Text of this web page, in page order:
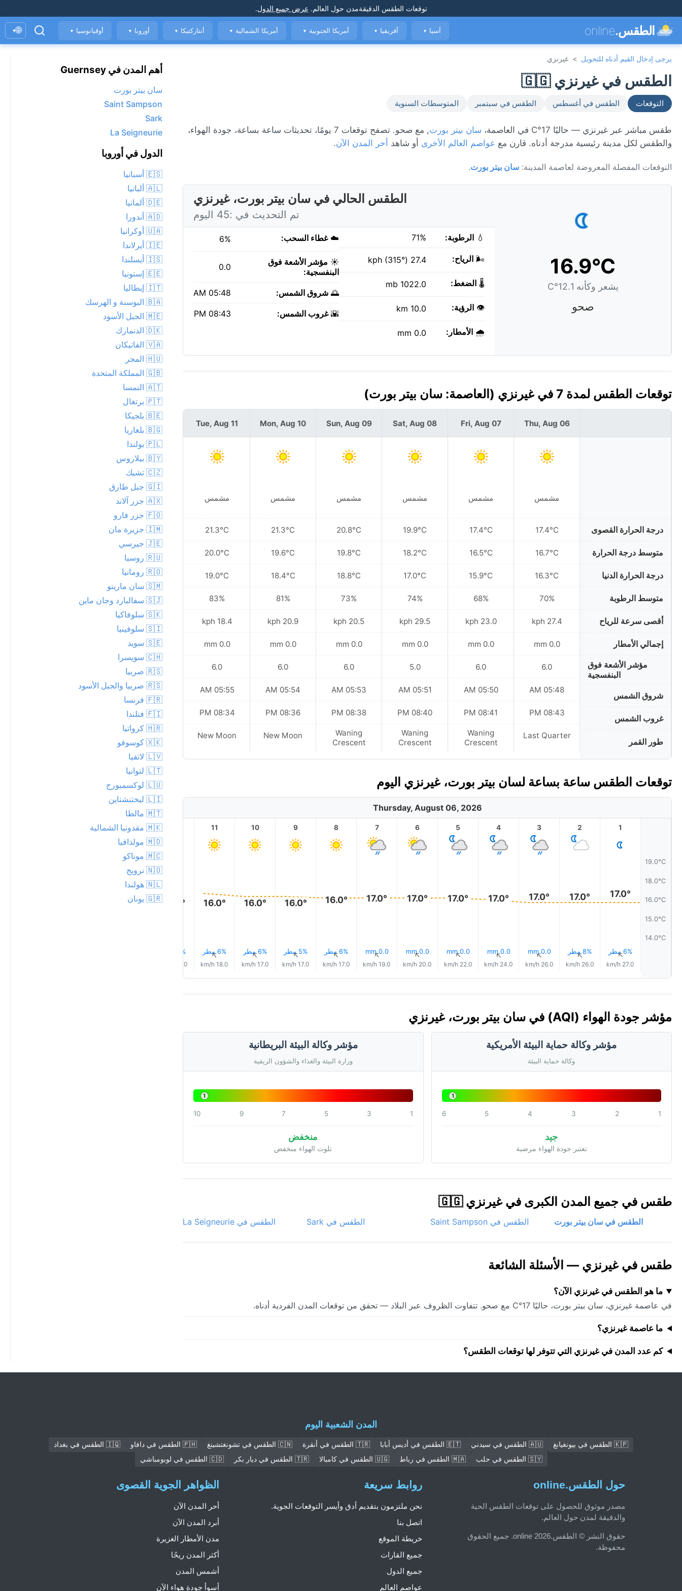
توقعات الطقس الدقيقةمدن حول العالم. عرض جميع الدول.
الطقس.online آسيا ▼ أفريقيا ▼ أمريكا الجنوبية ▼ أمريكا الشمالية ▼ أنتاركتيكا ▼ أوروبا ▼ أوقيانوسيا ▼
🌐
▾
يرجى إدخال القيم أدناه للتحويل > غيرنزي
الطقس في غيرنزي 🇬🇬
التوقعات الطقس في أغسطس الطقس في سبتمبر المتوسطات السنوية
طقس مباشر عبر غيرنزي — حاليًا 17°C في العاصمة، سان بيتر بورت
, مع صحو. تصفح توقعات 7 يومًا، تحديثات ساعة بساعة، جودة الهواء،
والطقس لكل مدينة رئيسية مدرجة أدناه. قارن مع عواصم العالم الأخرى أو شاهد أحر المدن الآن.
التوقعات المفصلة المعروضة لعاصمة المدينة: سان بيتر بورت.
16.9°C
يشعر وكأنه 12.1°C
صحو
الطقس الحالي في سان بيتر بورت، غيرنزي
تم التحديث في :45 اليوم
💧 الرطوبة: 71%
🌬️ الرياح: 27.4 kph (315°)
🌡️ الضغط: 1022.0 mb
👁️ الرؤية: 10.0 km
🌧️ الأمطار: 0.0 mm
☁️غطاء السحب: 6%
☀️ مؤشر الأشعة فوق
البنفسجية:
0.0
🌅 شروق الشمس: 05:48 AM
🌇غروب الشمس: 08:43 PM
توقعات الطقس لمدة 7 في غيرنزي (العاصمة: سان بيتر بورت)
درجة الحرارة القصوى
متوسط درجة الحرارة
درجة الحرارة الدنيا
متوسط الرطوبة
أقصى سرعة للرياح
إجمالي الأمطار
مؤشر الأشعة فوق
البنفسجية
شروق الشمس
غروب الشمس
طور القمر
Thu, Aug 06
مشمس
17.4°C
16.7°C
16.3°C
70%
27.4 kph
0.0 mm
6.0
05:48 AM
08:43 PM
Last Quarter
Fri, Aug 07
مشمس
17.4°C
16.5°C
15.9°C
68%
23.0 kph
0.0 mm
6.0
05:50 AM
08:41 PM
Waning
Crescent
Sat, Aug 08
مشمس
19.9°C
18.2°C
17.0°C
74%
29.5 kph
0.0 mm
5.0
05:51 AM
08:40 PM
Waning
Crescent
Sun, Aug 09
مشمس
20.8°C
19.8°C
18.8°C
73%
20.5 kph
0.0 mm
6.0
05:53 AM
08:38 PM
Waning
Crescent
Mon, Aug 10
مشمس
21.3°C
19.6°C
18.4°C
81%
20.9 kph
0.0 mm
6.0
05:54 AM
08:36 PM
New Moon
Tue, Aug 11
مشمس
21.3°C
20.0°C
19.0°C
83%
18.4 kph
0.0 mm
6.0
05:55 AM
08:34 PM
New Moon
مشمس
21.2°C
20.4°C
19.9°C
81%
20.5 kph
0.0 mm
6.0
05:57 AM
08:33 PM
New Moon
توقعات الطقس ساعة بساعة لسان بيتر بورت، غيرنزي اليوم
Thursday, August 06, 2026
19.0°C
18.0°C
16.0°C
15.0°C
14.0°C
1
17.0°
6% مطر↑
27.0 km/h
2
17.0°
8% مطر↑
26.0 km/h
3
17.0°
0.0 mm
↑
26.0 km/h
4
17.0°
0.0 mm
↑
24.0 km/h
5
17.0°
0.0 mm
↑
22.0 km/h
6
17.0°
0.0 mm
↑
20.0 km/h
7
17.0°
0.0 mm
↑
19.0 km/h
8
16.0°
6% مطر↑
17.0 km/h
9
16.0°
5% مطر↑
17.0 km/h
10
16.0°
6% مطر↑
17.0 km/h
11
16.0°
6% مطر↑
18.0 km/h
16.0°
7% مطر
17.0 km/h
13
16.0°
14
مؤشر جودة الهواء (AQI) في سان بيتر بورت، غيرنزي
مؤشر وكالة حماية البيئة الأمريكية
وكالة حماية البيئة
1
1
2
3
4
5
6
جيد
تعتبر جودة الهواء مرضية
مؤشر وكالة البيئة البريطانية
وزارة البيئة والغذاء والشؤون الريفية
1
1
3
5
7
9
10
منخفض
تلوث الهواء منخفض
طقس في جميع المدن الكبرى في غيرنزي 🇬🇬
الطقس في سان بيتر بورت الطقس في Saint Sampson الطقس في Sark الطقس في La Seigneurie
طقس في غيرنزي — الأسئلة الشائعة
ما هو الطقس في غيرنزي الآن؟
في عاصمة غيرنزي، سان بيتر بورت، حاليًا 17°C مع صحو. تتفاوت الظروف عبر البلاد — تحقق من توقعات المدن الفردية أدناه.
ما عاصمة غيرنزي؟
كم عدد المدن في غيرنزي التي تتوفر لها توقعات الطقس؟
أهم المدن في Guernsey
سان بيتر بورت
Saint Sampson
Sark
La Seigneurie
الدول في أوروبا
🇪🇸 أسبانيا
🇦🇱 ألبانيا
🇩🇪 ألمانيا
🇦🇩 أندورا
🇺🇦 أوكرانيا
🇮🇪 أيرلاندا
🇮🇸 أيسلندا
🇪🇪 إستونيا
🇮🇹 إيطاليا
🇧🇦 البوسنة و الهرسك
🇲🇪 الجبل الأسود
🇩🇰 الدنمارك
🇻🇦 الفاتيكان
🇭🇺 المجر
🇬🇧 المملكة المتحدة
🇦🇹 النمسا
🇵🇹 برتغال
🇧🇪 بلجيكا
🇧🇬 بلغاريا
🇵🇱 بولندا
🇧🇾 بيلاروس
🇨🇿 تشيك
🇬🇮 جبل طارق
🇦🇽 جزر آلاند
🇫🇴 جزر فارو
🇮🇲 جزيرة مان
🇯🇪 جيرسي
🇷🇺 روسيا
🇷🇴 رومانيا
🇸🇲 سان مارينو
🇸🇯 سفالبارد وجان ماين
🇸🇰 سلوفاكيا
🇸🇮 سلوفينيا
🇸🇪 سويد
🇨🇭 سويسرا
🇷🇸 صربيا
🇷🇸 صربيا والجبل الأسود
🇫🇷 فرنسا
🇫🇮 فنلندا
🇭🇷 كرواتيا
🇽🇰 كوسوفو
🇱🇻 لاتفيا
🇱🇹 لتوانيا
🇱🇺 لوكسمبورج
🇱🇮 ليختنشتاين
🇲🇹 مالطا
🇲🇰 مقدونيا الشمالية
🇲🇩 مولدافيا
🇲🇨 موناكو
🇳🇴 نرويج
🇳🇱 هولندا
🇬🇷 يونان
المدن الشعبية اليوم
🇰🇵 الطقس في بيونغيانغ 🇦🇺 الطقس في سيدني 🇪🇹 الطقس في أديس أبابا 🇹🇷 الطقس في أنقرة 🇨🇳 الطقس في تشونغتشينغ 🇵🇭 الطقس في دافاو
🇮🇶 الطقس في بغداد
🇸🇾 الطقس في حلب
🇲🇦 الطقس في رباط 🇺🇬 الطقس في كامبالا 🇹🇷 الطقس في ديار بكر 🇨🇩 الطقس في لوبومباشي
حول الطقس.online
مصدر موثوق للحصول على توقعات الطقس الحية
والدقيقة لمدن حول العالم.
حقوق النشر © الطقس.online 2026. جميع الحقوق
محفوظة.
روابط سريعة
نحن ملتزمون بتقديم أدق وأيسر التوقعات الجوية.
اتصل بنا
خريطة الموقع
جميع القارات
جميع الدول
عواصم العالم
الظواهر الجوية القصوى
أحر المدن الآن
أبرد المدن الآن
مدن الأمطار الغزيرة
أكثر المدن ريحًا
أشمس المدن
أسوأ جودة هواء الآن